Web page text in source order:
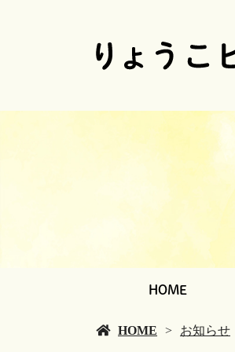
HOME
HOME お知らせ